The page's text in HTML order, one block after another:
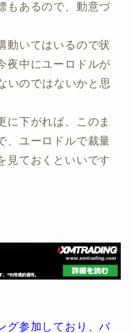
もあるので、動意づ
動いてはいるので状
夜中にユーロドルが
いのではないかと思
に下がれば、このま
、ユーロドルで裁量
見ておくといいです
グ参加しており、バ